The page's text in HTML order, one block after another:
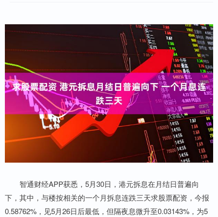
智通财经APP获悉，5月30日，港元拆息在月结日普遍向
下，其中，与楼按相关的一个月拆息连跌三天求股票配资，今报
0.58762%，见5月26日后最低，但隔夜息微升至0.03143%，为5